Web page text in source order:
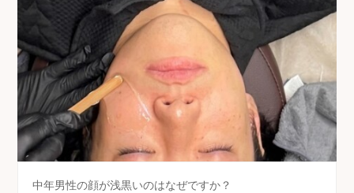
中年男性の顔が浅黒いのはなぜですか？